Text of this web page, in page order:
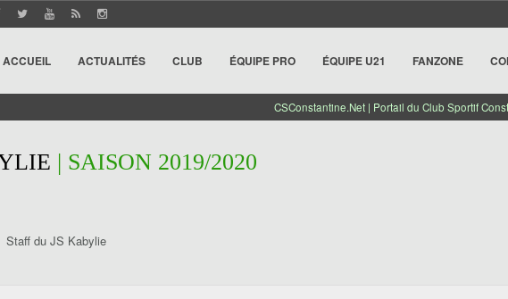
ACCUEIL ACTUALITÉS CLUB ÉQUIPE PRO ÉQUIPE U21 FANZONE
CSConstantine.Net | Portail du Club Sportif
| SAISON 2019/2020
Staff du JS Kabylie